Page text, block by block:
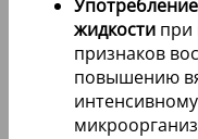
жидкости при
признаков
повышению